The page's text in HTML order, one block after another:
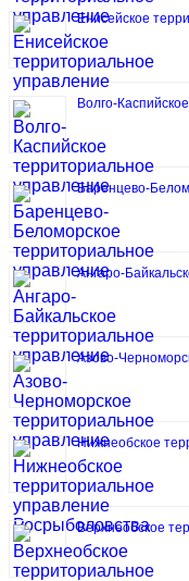
Енисейское
Волго-
Баренцево-
Ангаро-
Азово-
Нижнеобское
Верхнеобское